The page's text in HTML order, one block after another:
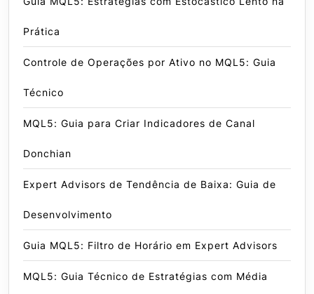
Prática
Controle de Operações por Ativo no MQL5: Guia
Técnico
MQL5: Guia para Criar Indicadores de Canal
Donchian
Expert Advisors de Tendência de Baixa: Guia de
Desenvolvimento
Guia MQL5: Filtro de Horário em Expert Advisors
MQL5: Guia Técnico de Estratégias com Média